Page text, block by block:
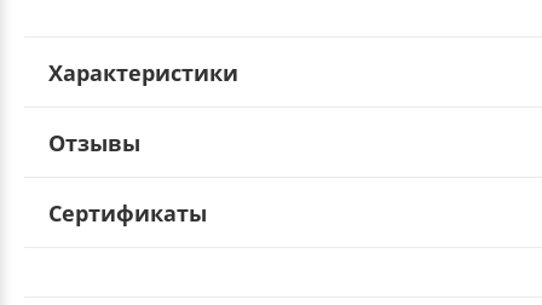
Характеристики
Отзывы
Сертификаты